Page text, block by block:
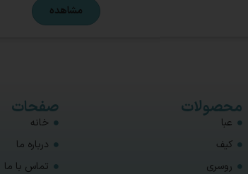
مشاهده
محصولات
عبا
کیف
روسری
صفحات
خانه
درباره ما
تماس با ما